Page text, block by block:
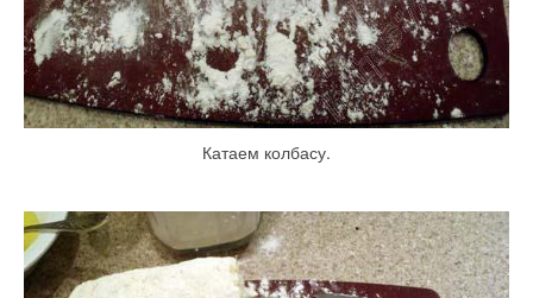
Катаем колбасу.